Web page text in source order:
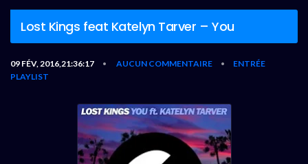
Lost Kings feat Katelyn Tarver – You
09 FÉV, 2016,21:36:17 • AUCUN COMMENTAIRE •
ENTRÉE
PLAYLIST